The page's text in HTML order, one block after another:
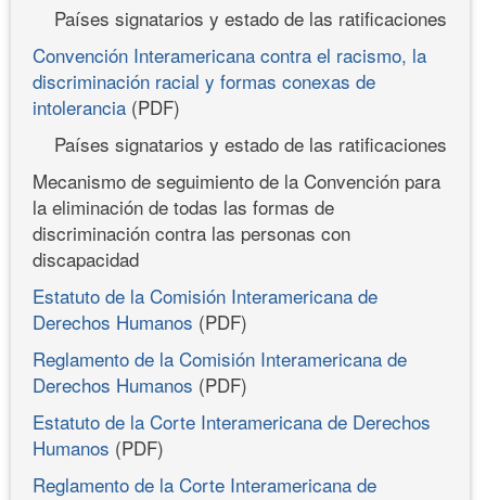
Países signatarios y estado de las ratificaciones
Convención Interamericana contra el racismo, la
discriminación racial y formas conexas de
intolerancia (PDF)
Países signatarios y estado de las ratificaciones
Mecanismo de seguimiento de la Convención para
la eliminación de todas las formas de
discriminación contra las personas con
discapacidad
Estatuto de la Comisión Interamericana de
Derechos Humanos (PDF)
Reglamento de la Comisión Interamericana de
Derechos Humanos (PDF)
Estatuto de la Corte Interamericana de Derechos
Humanos (PDF)
Reglamento de la Corte Interamericana de